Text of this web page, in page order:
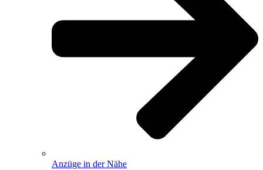
Anzüge in der Nähe